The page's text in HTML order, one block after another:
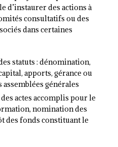
d’instaurer des actions à
consultatifs ou des
dans certaines
statuts : dénomination,
apports, gérance ou
générales
actes accomplis pour le
nomination des
des fonds constituant le